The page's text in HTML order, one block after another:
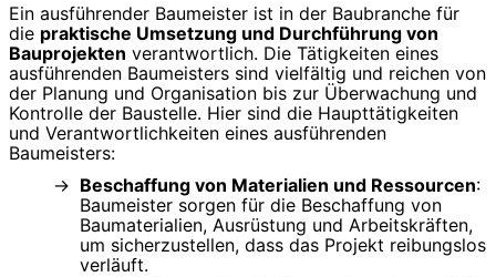
Ein ausführender Baumeister ist in der Baubranche für
die praktische Umsetzung und Durchführung von
Bauprojekten verantwortlich. Die Tätigkeiten eines
ausführenden Baumeisters sind vielfältig und reichen von
der Planung und Organisation bis zur Überwachung und
Kontrolle der Baustelle. Hier sind die Haupttätigkeiten
und Verantwortlichkeiten eines ausführenden
Baumeisters:
Beschaffung von Materialien und Ressourcen:
Baumeister sorgen für die Beschaffung von
Baumaterialien, Ausrüstung und Arbeitskräften,
um sicherzustellen, dass das Projekt reibungslos
verläuft.